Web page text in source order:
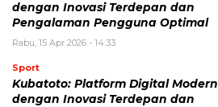
dengan Inovasi Terdepan dan
Pengalaman Pengguna Optimal
Rabu, 15 Apr 2026 - 14:33
Sport
Kubatoto: Platform Digital Modern
dengan Inovasi Terdepan dan